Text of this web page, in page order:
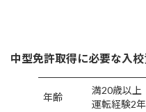
中型免許取得に必要な入
年齢
満20歳以上
運転経験2